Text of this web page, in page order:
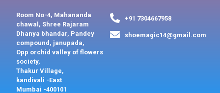
Room No-4, Mahananda
chawal, Shree Rajaram
Dhanya bhandar, Pandey
compound, janupada,
Opp orchid valley of flowers
society,
Thakur Village,
kandivali -East
Mumbai -400101
+91 7304667958
shoemagic14@gmail.com